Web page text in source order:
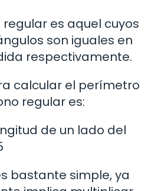
es aquel cuyos
son iguales en
respectivamente.
calcular el perímetro
regular es:
de un lado del
bastante simple, ya